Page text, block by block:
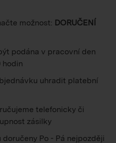
možnost: DORUČENÍ
podána v pracovní den
hodin
uhradit platební
telefonicky či
zásilky
Po - Pá nejpozději